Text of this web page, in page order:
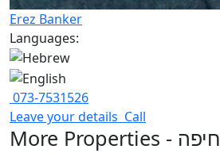
Erez Banker
Languages:
073-7531526
Leave your details Call
More Properties - חיפה